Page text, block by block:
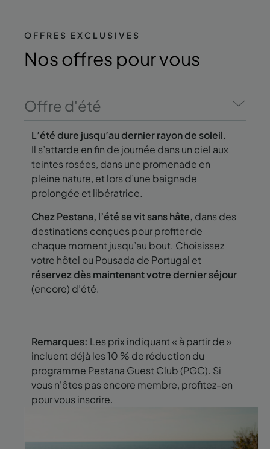
OFFRES EXCLUSIVES
Nos offres pour vous
Offre d'été
L’été dure jusqu’au dernier rayon de soleil.
Il s’attarde en fin de journée dans un ciel aux
teintes rosées, dans une promenade en
pleine nature, et lors d’une baignade
prolongée et libératrice.
Chez Pestana, l’été se vit sans hâte, dans des
destinations conçues pour profiter de
chaque moment jusqu’au bout. Choisissez
votre hôtel ou Pousada de Portugal et
réservez dès maintenant votre dernier séjour
(encore) d’été.
Remarques: Les prix indiquant « à partir de »
incluent déjà les 10 % de réduction du
programme Pestana Guest Club (PGC). Si
vous n'êtes pas encore membre, profitez-en
pour vous inscrire.